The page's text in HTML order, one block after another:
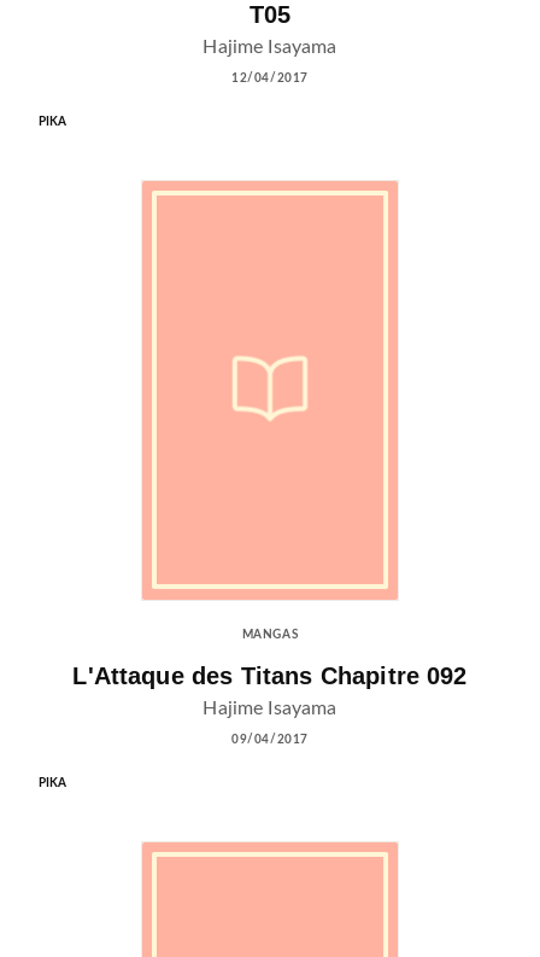
T05
Hajime Isayama
12/04/2017
PIKA
MANGAS
L'Attaque des Titans Chapitre 092
Hajime Isayama
09/04/2017
PIKA